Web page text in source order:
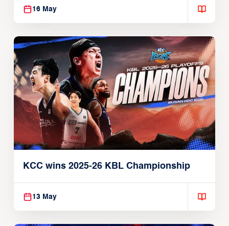
16 May
KCC wins 2025-26 KBL Championship
13 May